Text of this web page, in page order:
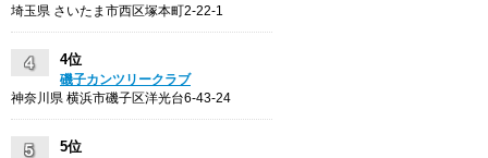
埼玉県 さいたま市西区塚本町2-22-1
4位
磯子カンツリークラブ
神奈川県 横浜市磯子区洋光台6-43-24
5位